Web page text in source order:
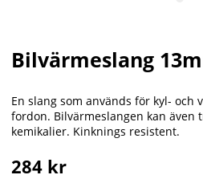
Bilvärmeslang
En slang som används för kyl- och
fordon. Bilvärmeslangen kan även
kemikalier. Kinknings resistent.
284 kr